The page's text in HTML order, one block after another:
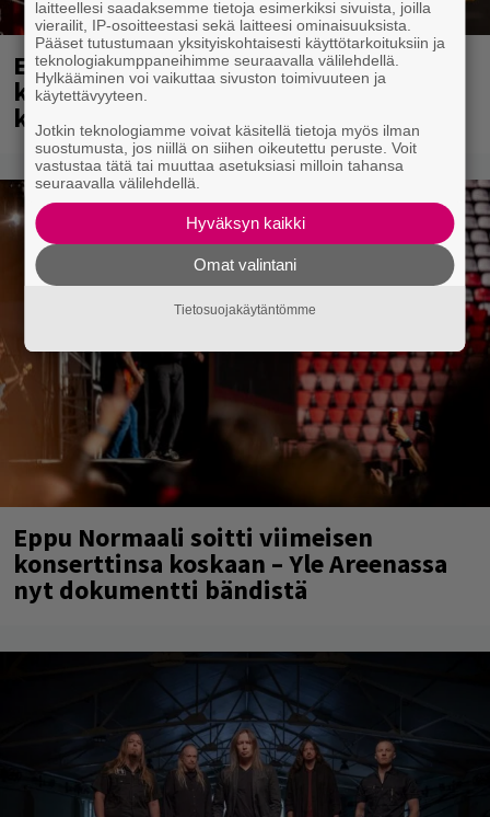
Eppu Normaali soitti viimeisen
keikkansa – nämä kappaleet sillä
kuultiin
Eppu Normaali soitti viimeisen
konserttinsa koskaan – Yle Areenassa
nyt dokumentti bändistä
laitteellesi saadaksemme tietoja esimerkiksi sivuista, joilla
vierailit, IP-osoitteestasi sekä laitteesi ominaisuuksista.
Pääset tutustumaan yksityiskohtaisesti käyttötarkoituksiin ja
teknologiakumppaneihimme seuraavalla välilehdellä.
Hylkääminen voi vaikuttaa sivuston toimivuuteen ja
käytettävyyteen.
Jotkin teknologiamme voivat käsitellä tietoja myös ilman
suostumusta, jos niillä on siihen oikeutettu peruste. Voit
vastustaa tätä tai muuttaa asetuksiasi milloin tahansa
seuraavalla välilehdellä.
Hyväksyn kaikki
Omat valintani
Tietosuojakäytäntömme